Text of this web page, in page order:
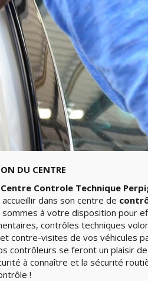
DU CENTRE
Centre Controle Technique
dans son centre de
sommes à votre disposition pour
contrôles techniques
contre-visites de vos véhicules
contrôleurs se feront un plaisir
à connaître et la sécurité
!